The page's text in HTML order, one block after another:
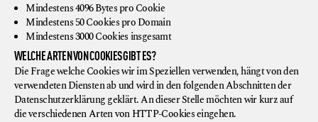
Mindestens 4096 Bytes pro Cookie
Mindestens 50 Cookies pro Domain
Mindestens 3000 Cookies insgesamt
WELCHE ARTEN VON COOKIES GIBT ES?
Die Frage welche Cookies wir im Speziellen verwenden, hängt von den
verwendeten Diensten ab und wird in den folgenden Abschnitten der
Datenschutzerklärung geklärt. An dieser Stelle möchten wir kurz auf
die verschiedenen Arten von HTTP-Cookies eingehen.